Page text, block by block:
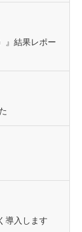
』結果レポー
導入します